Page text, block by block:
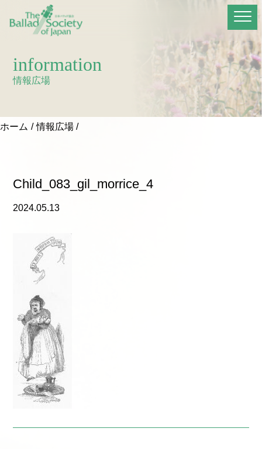
information
情報広場
ホーム 情報広場
Child_083_gil_morrice_4
2024.05.13